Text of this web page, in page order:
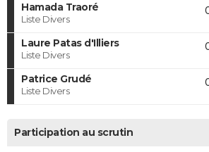
Hamada Traoré
Liste Divers
Laure Patas d'Illiers
Liste Divers
Patrice Grudé
Liste Divers
Participation au scrutin